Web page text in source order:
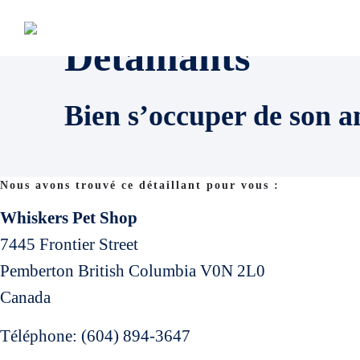
Détaillants
Bien s’occuper de son
Nous avons trouvé ce détaillant pour vous :
Whiskers Pet Shop
7445 Frontier Street
Pemberton British Columbia V0N 2L0
Canada
Téléphone: (604) 894-3647